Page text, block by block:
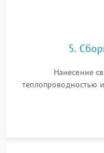
5.
Нанесение
теплопроводностью
шлейфов, модулей